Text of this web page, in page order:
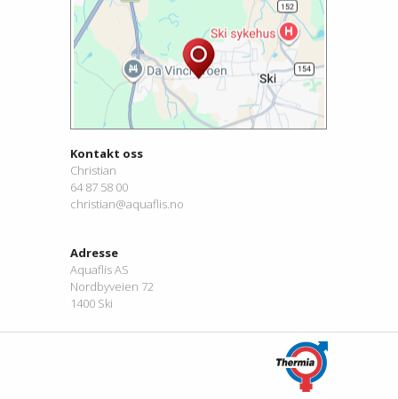
Kontakt oss
Christian
64 87 58 00
christian@aquaflis.no
Adresse
Aquaflis AS
Nordbyveien 72
1400 Ski